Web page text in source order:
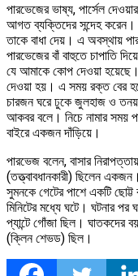
পারভেজের ভাষ্য, পার্সেল
আগত ব্যক্তিদের সন্দেহ
তাকে বাধা দেয়। এ অবস্থায়
পারভেজের বাঁ বাহুতে চাপাতি
যে আমাকে কোপ দেওয়া
দেওয়া হয়। এ সময় রক্ত বের
চারজন ঘরে ঢুকে জুলহাজ ও
আকবর বলে। নিচে নামার সময়
বাইরে একজন দাঁড়িয়ে।
পারভেজ বলেন, বাসার
(তত্ত্বাবধানকারী) ছিলেন
সুমনকে গেটের পাশে একটি
মিনিটের মধ্যে ঘটে। ঘটনার পর
প্যান্টে গোঁজা ছিল। ঘাতকদের
(ক্লিন শেভড) ছিল।